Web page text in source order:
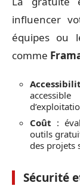
influencer
équipes ou
comme
Coût :
outils
des projets
Sécurité